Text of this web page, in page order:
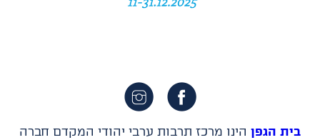
בית הגפןהינו מרכז תרבות ערבי יהודי המקדם חברה